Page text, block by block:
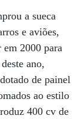
a sueca
e aviões,
em 2000 para
ano,
de painel
ao estilo
400 cv de